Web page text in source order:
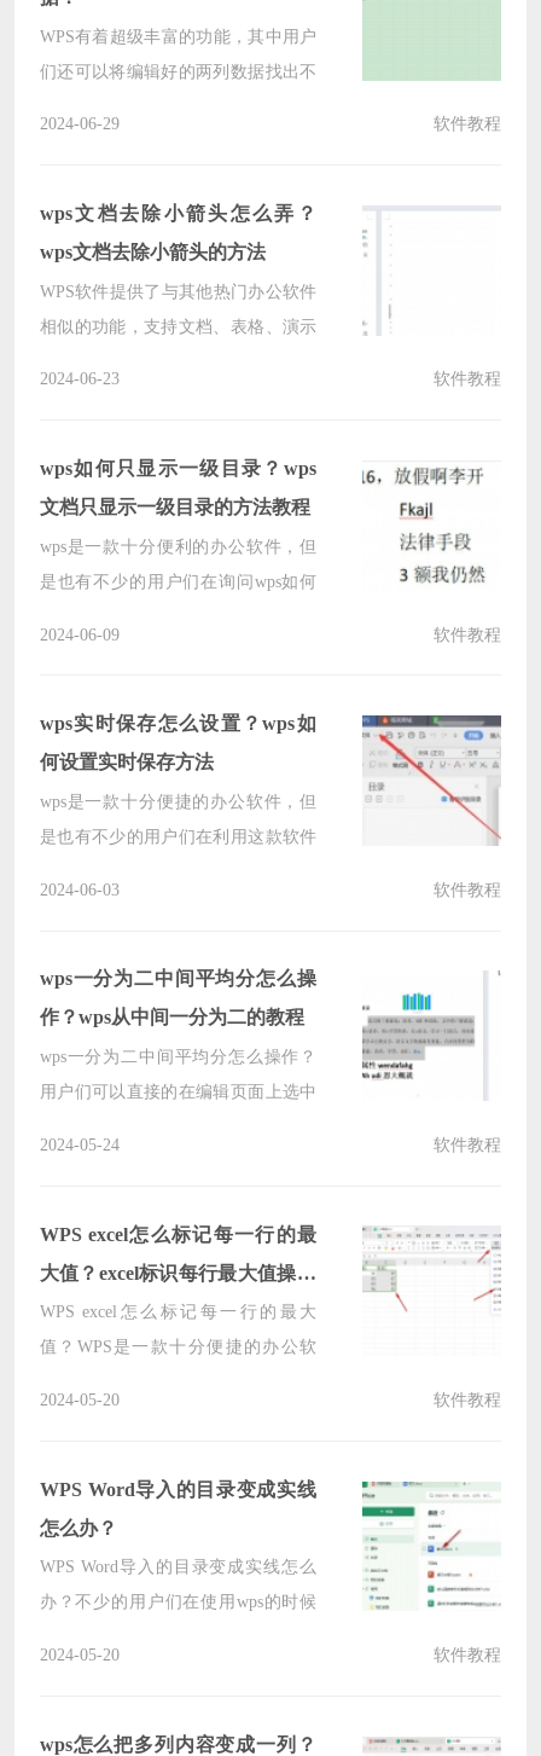
了解看看吧。
WPS有着超级丰富的功能，其中用户
们还可以将编辑好的两列数据找出不
找出两列数据不同的方法吧。
2024-06-29 软件教程
wps文档去除小箭头怎么弄？
wps文档去除小箭头的方法
WPS软件提供了与其他热门办公软件
相似的功能，支持文档、表格、演示
户们来仔细的介绍一下wps文档去除
小箭头的方法吧。
2024-06-23 软件教程
wps如何只显示一级目录？wps
文档只显示一级目录的方法教程
wps是一款十分便利的办公软件，但
是也有不少的用户们在询问wps如何
本站来为用户们来仔细的介绍一下
wps文档只显示一级目录的方法教程
吧。
2024-06-09 软件教程
wps实时保存怎么设置？wps如
何设置实时保存方法
wps是一款十分便捷的办公软件，但
是也有不少的用户们在利用这款软件
的介绍一下wps如何设置实时保存方
法吧。
2024-06-03 软件教程
wps一分为二中间平均分怎么操
作？wps从中间一分为二的教程
wps一分为二中间平均分怎么操作？
用户们可以直接的在编辑页面上选中
一下wps从中间一分为二的教程吧。
2024-05-24 软件教程
WPS excel怎么标记每一行的最
大值？excel标识每行最大值操作
解析
WPS excel怎么标记每一行的最大
值？WPS是一款十分便捷的办公软
的介绍一下excel标识每行最大值操作
解析吧。
2024-05-20 软件教程
WPS Word导入的目录变成实线
怎么办？
WPS Word导入的目录变成实线怎么
办？不少的用户们在使用wps的时候
下面就让小编来为用户们来介绍一下
2024-05-20 软件教程
wps怎么把多列内容变成一列？